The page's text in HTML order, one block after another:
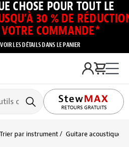
CHOSE POUR TOUT LE
30 % DE
VOTRE COMMANDE*
VOIR LES DÉTAILS DANS LE PANIER
RETOURS GRATUITS
Trier par instrument Guitare acoustique